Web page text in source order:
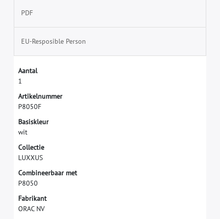
PDF
EU-Resposible Person
Aantal
1
Artikelnummer
P8050F
Basiskleur
wit
Collectie
LUXXUS
Combineerbaar met
P8050
Fabrikant
ORAC NV